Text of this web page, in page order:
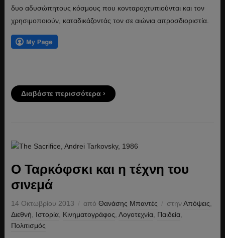
δυο αδυσώπητους κόσμους που κονταροχτυπιούνται και τον
χρησιμοποιούν, καταδικάζοντάς τον σε αιώνια απροσδιοριστία.
Διαβάστε περισσότερα ›
Ο Ταρκόφσκι και η τέχνη του
σινεμά
14 Οκτωβρίου 2013 από Θανάσης Μπαντές στηνΑπόψεις
Διεθνή
Ιστορία, Κινηματογράφος Λογοτεχνία, Παιδεία,
Πολιτισμός